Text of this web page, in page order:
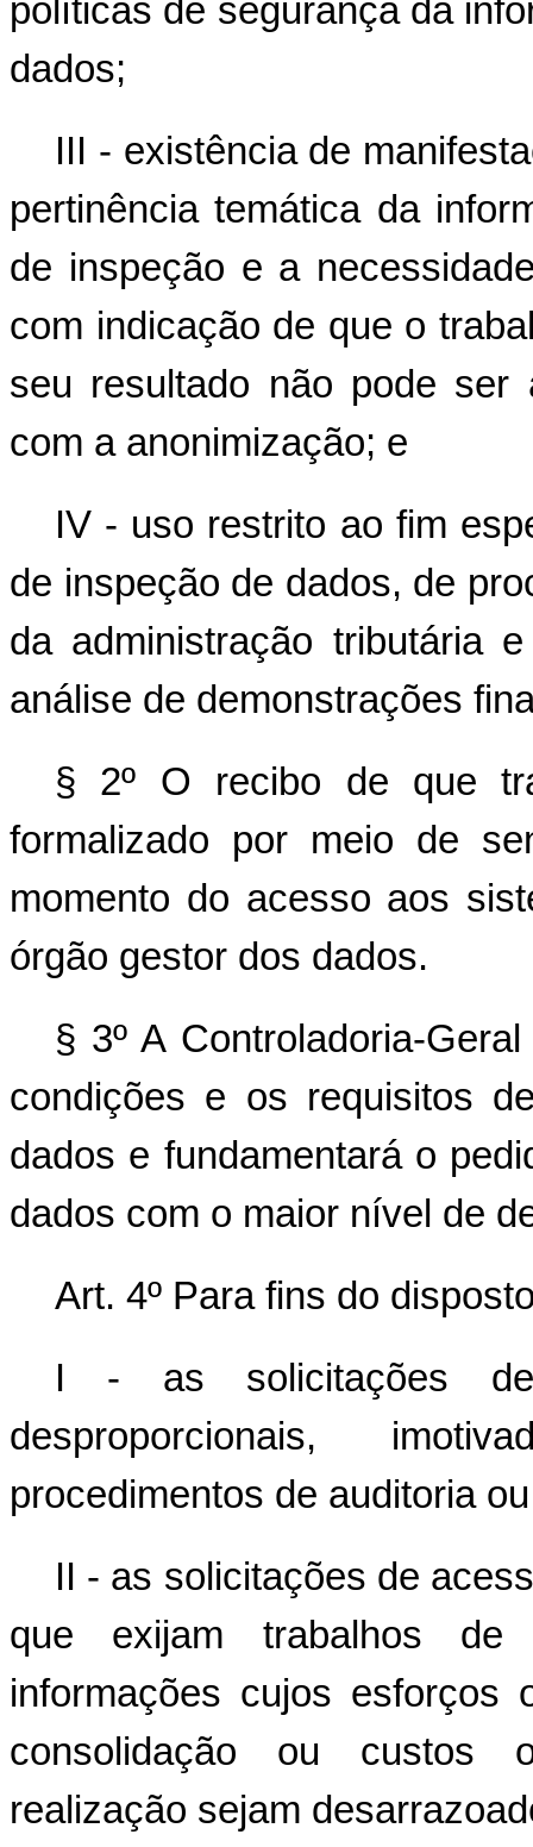
políticas de segurança da
dados;
III - existência de
pertinência temática da
de inspeção e a
com indicação de que o
seu resultado não pode ser
com a anonimização; e
IV - uso restrito ao fim
de inspeção de dados, de
da administração tributária
análise de demonstrações
§ 2º O recibo de que
formalizado por meio de
momento do acesso aos
órgão gestor dos dados.
§ 3º A Controladoria-
condições e os requisitos
dados e fundamentará o
dados com o maior nível de
Art. 4º Para fins do
I - as solicitações
desproporcionais,
procedimentos de auditoria
II - as solicitações de
que exijam trabalhos
informações cujos esforços
consolidação ou custos
realização sejam